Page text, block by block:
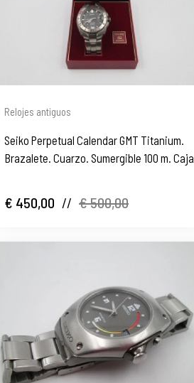
Relojes antiguos
Seiko Perpetual Calendar GMT Titanium.
Brazalete. Cuarzo. Sumergible 100 m. Caja
€ 450,00 // € 500,00